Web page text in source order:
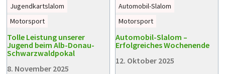
Jugendkartslalom
Motorsport
Tolle Leistung unserer
Jugend beim Alb-Donau-
Schwarzwaldpokal
8. November 2025
Automobil-Slalom
Motorsport
Automobil-Slalom –
Erfolgreiches Wochenende
12. Oktober 2025